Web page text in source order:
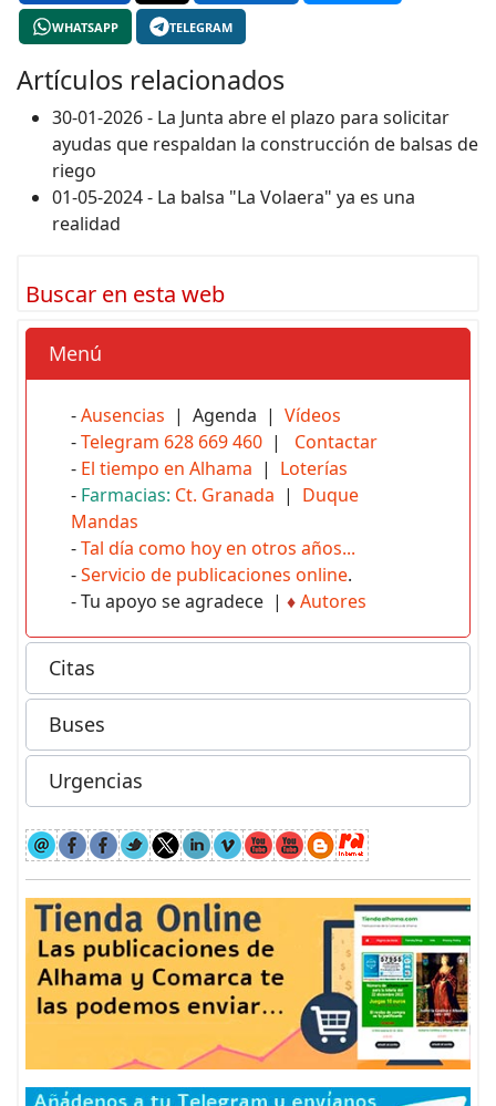
WHATSAPP TELEGRAM
Artículos relacionados
30-01-2026 - La Junta abre el plazo para solicitar
ayudas que respaldan la construcción de balsas de
riego
01-05-2024 - La balsa "La Volaera" ya es una
realidad
Buscar en esta web
Menú
-Ausencias | Agenda | Vídeos
-Telegram 628 669 460 | Contactar
- El tiempo en Alhama | Loterías
- Farmacias: Ct. Granada | Duque
Mandas
-Tal día como hoy en otros años...
-Servicio de publicaciones online.
- Tu apoyo se agradece | ♦Autores
Citas
Buses
Urgencias